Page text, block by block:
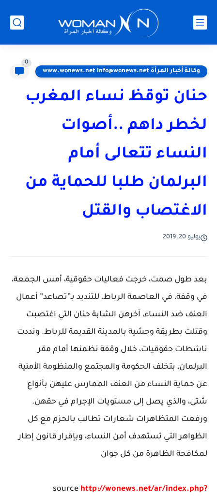
وكالة أخبار المرأة www.wonews.net info@wonews.net
0
حنان توقظ نساء المغرب
لخطر داهم ..أصوات
النساء تتعالى أمام
البرلمان طلبا للحماية من
الاغتصاب والقتل
يوليو 20, 2019
بعد طول صمت، خرجت فعاليات حقوقية، أمس الجمعة،
في وقفة، في العاصمة الرباط، للتنديد بـ”تصاعد” أعمال
العنف ضد النساء، آخرهن الشابة حنان التي اغتصبت
وقتلت بطريقة وحشية بالمدينة القديمة للرباط. ونددت
ناشطات حقوقيات، خلال وقفة نظمنها أمام مقر
البرلمان، بتخلف الحكومة والمجتمع والمنظومة الأمنية
عن حماية النساء من العنف الممارس عليهن بأنواع
شتى، والذي يصل إلى مستويات الإجرام في حقهن.
ورفعت المتظاهرات شعارات تطالب بالحزم مع كل
الظواهر التي تستهدف أمن النساء، وبإقرار قانون إطار
لمكافحة الظاهرة من كل جوان
source http://wonews.net/ar/index.php?